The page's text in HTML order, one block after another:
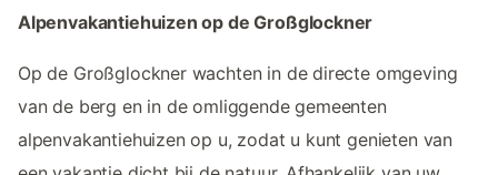
Alpenvakantiehuizen op de Großglockner
Op de Großglockner wachten in de directe omgeving
van de berg en in de omliggende gemeenten
alpenvakantiehuizen op u, zodat u kunt genieten van